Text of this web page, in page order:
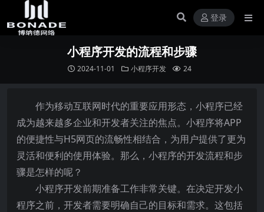
登录
小程序开发的流程和步骤
2024-11-01 小程序开发 24
作为移动互联网时代的重要应用形态，小程序已经
成为越来越多企业和开发者关注的焦点。小程序将APP
的便捷性与H5网页的流畅性相结合，为用户提供了更为
灵活和便利的使用体验。那么，小程序的开发流程和步
骤是怎样的呢？
小程序开发前期准备工作非常关键。在决定开发小
程序之前，开发者需要明确自己的目标和需求。这包括